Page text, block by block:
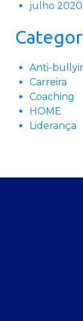
julho 2020
Anti-
Carreira
Coaching
HOME
Liderança